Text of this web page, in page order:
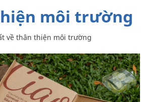
môi trường
về thân thiện môi trường